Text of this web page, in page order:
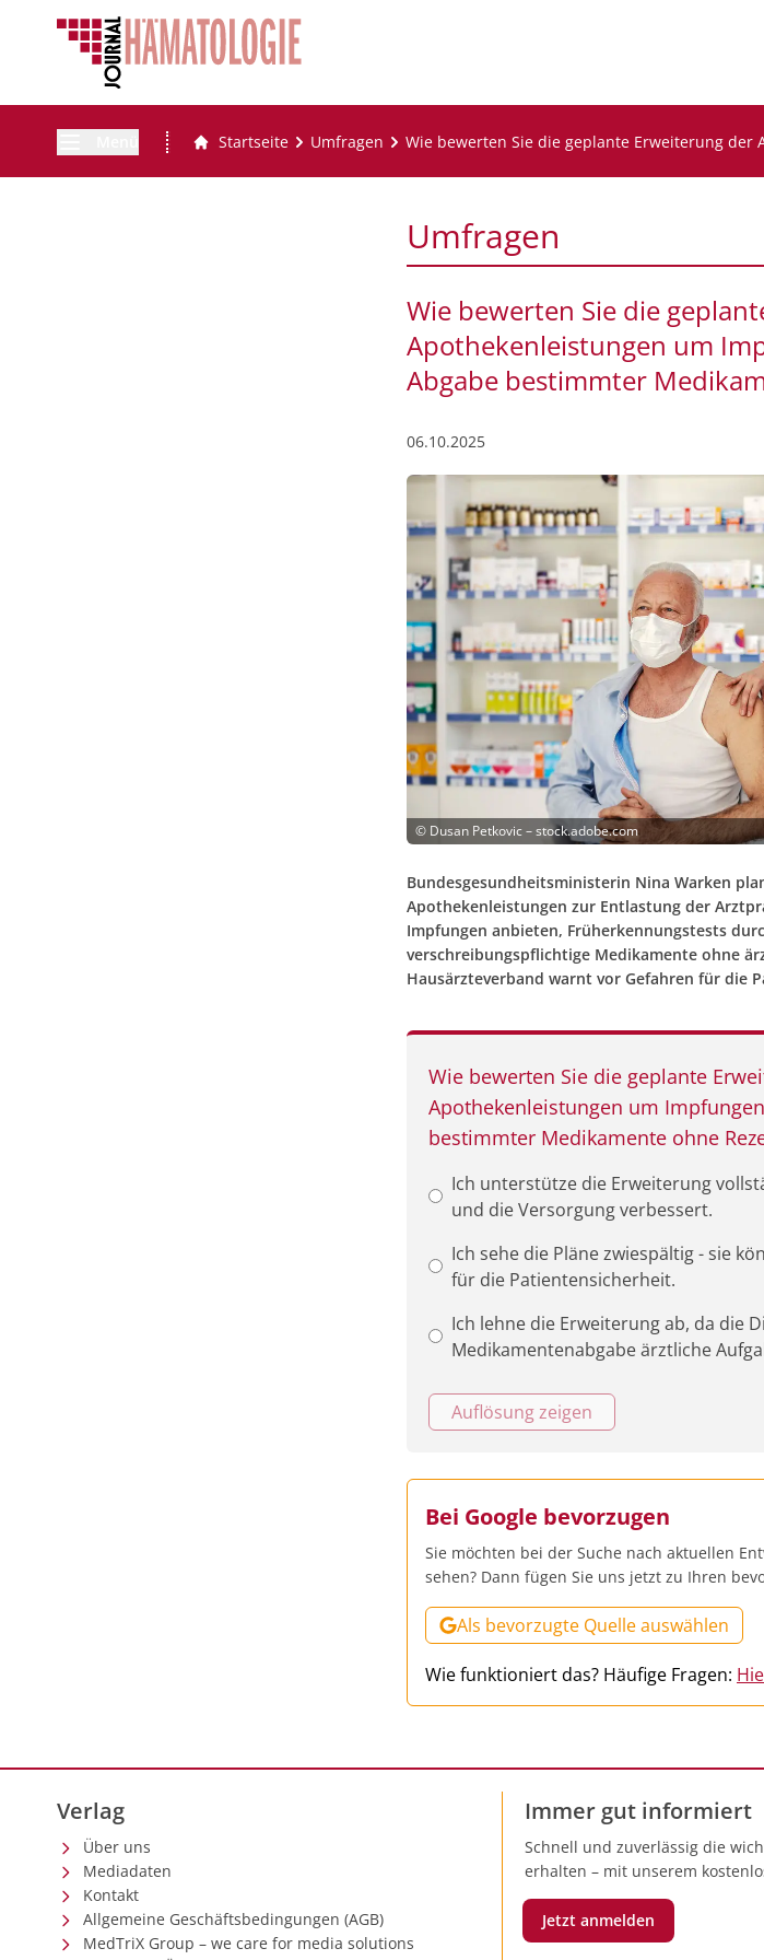
Startseite Umfragen Wie bewerten Sie die geplante Erweiterung
Umfragen
Wie bewerten Sie die
Apothekenleistungen um
Abgabe bestimmter
06.10.2025
© Dusan Petkovic – stock.adobe.com
Bundesgesundheitsministerin Nina Warken
Apothekenleistungen zur Entlastung der
Impfungen anbieten, Früherkennungstests
verschreibungspflichtige Medikamente ohne
Hausärzteverband warnt vor Gefahren für die
Wie bewerten Sie die geplante
Apothekenleistungen um
bestimmter Medikamente ohne
Ich unterstütze die Erweiterung
und die Versorgung verbessert.
Ich sehe die Pläne zwiespältig - sie
für die Patientensicherheit.
Ich lehne die Erweiterung ab, da die
Medikamentenabgabe ärztliche
Auflösung zeigen
Bei Google bevorzugen
Sie möchten bei der Suche nach aktuellen
sehen? Dann fügen Sie uns jetzt zu Ihren
Als bevorzugte Quelle auswählen
Wie funktioniert das? Häufige Fragen:
Verlag
Über uns
Mediadaten
Kontakt
Allgemeine Geschäftsbedingungen (AGB)
MedTriX Group – we care for media solutions
Immer gut informiert
Schnell und zuverlässig die
erhalten – mit unserem
Jetzt anmelden